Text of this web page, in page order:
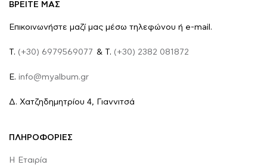
ΒΡΕΙΤΕ ΜΑΣ
Επικοινωνήστε μαζί μας μέσω τηλεφώνου ή e-mail.
Τ. (+30) 6979569077 & Τ. (+30) 2382 081872
E. info@myalbum.gr
Δ. Χατζηδημητρίου 4, Γιαννιτσά
ΠΛΗΡΟΦΟΡΙΕΣ
Η Εταιρία